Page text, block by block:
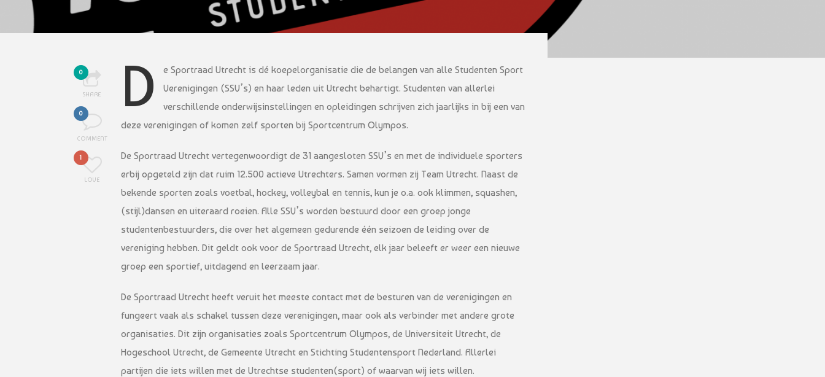
0
SHARE
0
COMMENT
1
LOVE
D
e Sportraad Utrecht is dé koepelorganisatie die de belangen van alle Studenten Sport
Verenigingen (SSV’s) en haar leden uit Utrecht behartigt. Studenten van allerlei
verschillende onderwijsinstellingen en opleidingen schrijven zich jaarlijks in bij een van
deze verenigingen of komen zelf sporten bij Sportcentrum Olympos.
De Sportraad Utrecht vertegenwoordigt de 31 aangesloten SSV’s en met de individuele sporters
erbij opgeteld zijn dat ruim 12.500 actieve Utrechters. Samen vormen zij Team Utrecht. Naast de
bekende sporten zoals voetbal, hockey, volleybal en tennis, kun je o.a. ook klimmen, squashen,
(stijl)dansen en uiteraard roeien. Alle SSV’s worden bestuurd door een groep jonge
studentenbestuurders, die over het algemeen gedurende één seizoen de leiding over de
vereniging hebben. Dit geldt ook voor de Sportraad Utrecht, elk jaar beleeft er weer een nieuwe
groep een sportief, uitdagend en leerzaam jaar.
De Sportraad Utrecht heeft veruit het meeste contact met de besturen van de verenigingen en
fungeert vaak als schakel tussen deze verenigingen, maar ook als verbinder met andere grote
organisaties. Dit zijn organisaties zoals Sportcentrum Olympos, de Universiteit Utrecht, de
Hogeschool Utrecht, de Gemeente Utrecht en Stichting Studentensport Nederland. Allerlei
partijen die iets willen met de Utrechtse studenten(sport) of waarvan wij iets willen.